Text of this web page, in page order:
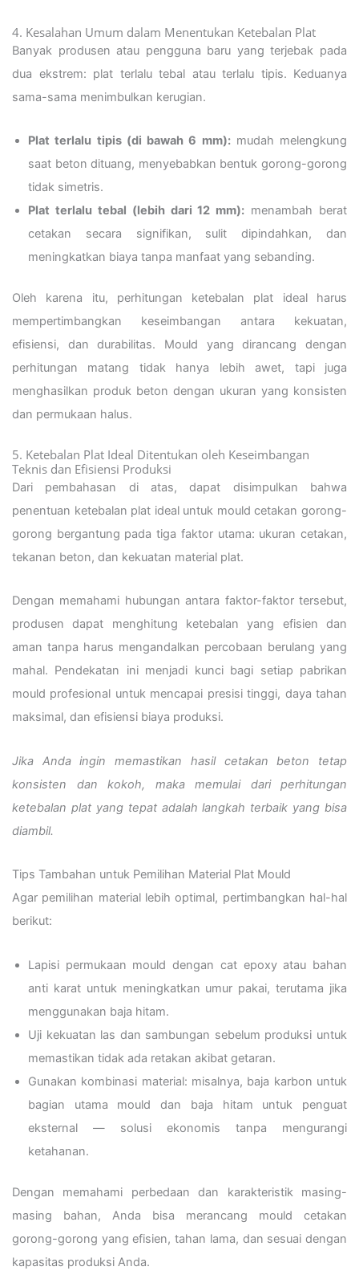
4. Kesalahan Umum dalam Menentukan Ketebalan Plat
Banyak produsen atau pengguna baru yang terjebak pada
dua ekstrem: plat terlalu tebal atau terlalu tipis. Keduanya
sama-sama menimbulkan kerugian.
Plat terlalu tipis (di bawah 6 mm):mudah melengkung
saat beton dituang, menyebabkan bentuk gorong-gorong
tidak simetris.
Plat terlalu tebal (lebih dari 12 mm): menambah berat
cetakan secara signifikan, sulit dipindahkan, dan
meningkatkan biaya tanpa manfaat yang sebanding.
Oleh karena itu, perhitungan ketebalan plat ideal harus
mempertimbangkan keseimbangan antara kekuatan,
efisiensi, dan durabilitas. Mould yang dirancang dengan
perhitungan matang tidak hanya lebih awet, tapi juga
menghasilkan produk beton dengan ukuran yang konsisten
dan permukaan halus.
5. Ketebalan Plat Ideal Ditentukan oleh Keseimbangan
Teknis dan Efisiensi Produksi
Dari pembahasan di atas, dapat disimpulkan bahwa
penentuan ketebalan plat ideal untuk mould cetakan gorong-
gorong bergantung pada tiga faktor utama: ukuran cetakan,
tekanan beton, dan kekuatan material plat.
Dengan memahami hubungan antara faktor-faktor tersebut,
produsen dapat menghitung ketebalan yang efisien dan
aman tanpa harus mengandalkan percobaan berulang yang
mahal. Pendekatan ini menjadi kunci bagi setiap pabrikan
mould profesional untuk mencapai presisi tinggi, daya tahan
maksimal, dan efisiensi biaya produksi.
Jika Anda ingin memastikan hasil cetakan beton tetap
konsisten dan kokoh, maka memulai dari perhitungan
ketebalan plat yang tepat adalah langkah terbaik yang bisa
diambil.
Tips Tambahan untuk Pemilihan Material Plat Mould
Agar pemilihan material lebih optimal, pertimbangkan hal-hal
berikut:
Lapisi permukaan mould dengan cat epoxy atau bahan
anti karat untuk meningkatkan umur pakai, terutama jika
menggunakan baja hitam.
Uji kekuatan las dan sambungan sebelum produksi untuk
memastikan tidak ada retakan akibat getaran.
Gunakan kombinasi material: misalnya, baja karbon untuk
bagian utama mould dan baja hitam untuk penguat
eksternal — solusi ekonomis tanpa mengurangi
ketahanan.
Dengan memahami perbedaan dan karakteristik masing-
masing bahan, Anda bisa merancang mould cetakan
gorong-gorong yang efisien, tahan lama, dan sesuai dengan
kapasitas produksi Anda.